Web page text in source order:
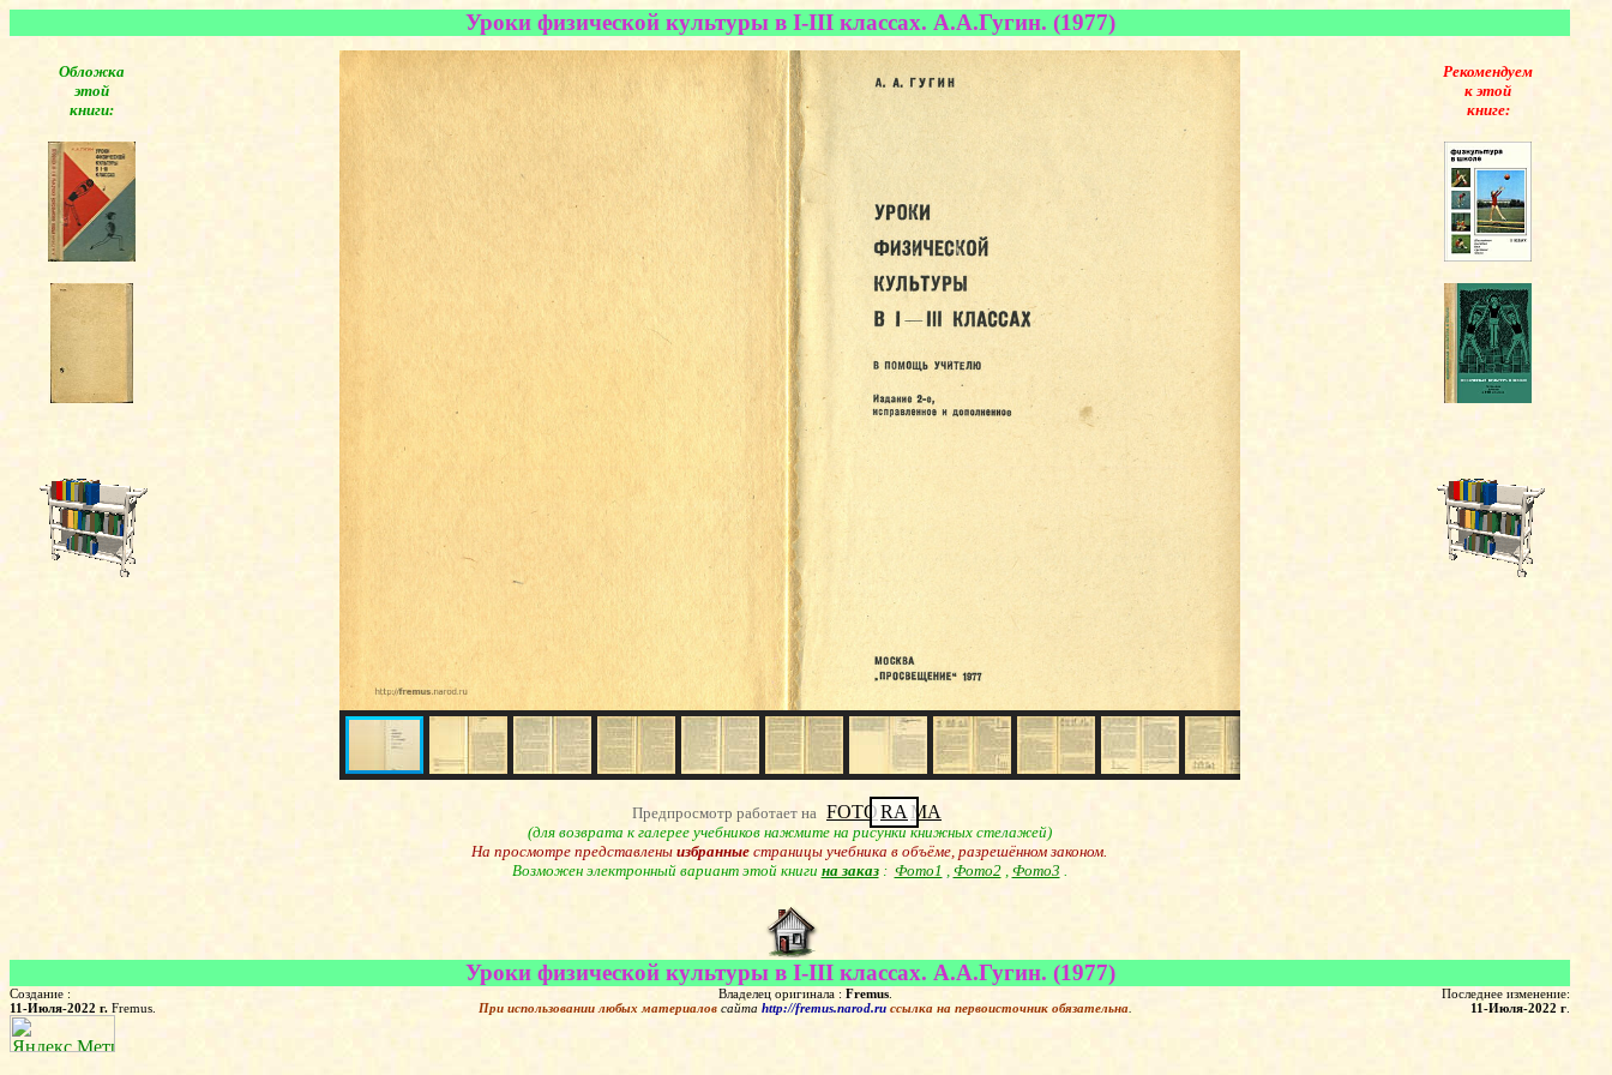
Уроки физической культуры в I-III классах. А.А.Гугин. (1977)
Обложка
этой
книги:
Предпросмотр работает на FOTORA MA
(для возврата к галерее учебников нажмите на рисунки книжных стелажей)
На просмотре представлены избранные страницы учебника в объёме, разрешённом законом.
Возможен электронный вариант этой книги на заказ: Фото1 , Фото2, Фото3 .
Рекомендуем
к этой
книге:
Уроки физической культуры в I-III классах. А.А.Гугин. (1977)
Создание :
11-Июля-2022 г. Fremus.
Владелец оригинала : Fremus.
При использовании любых материаловсайта http://fremus.narod.ru ссылка на первоисточник обязательна.
Последнее изменение:
11-Июля-2022 г